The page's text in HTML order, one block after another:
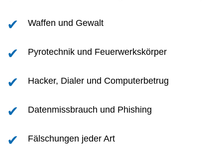
Waffen und Gewalt
Pyrotechnik und Feuerwerkskörper
Hacker, Dialer und Computerbetrug
Datenmissbrauch und Phishing
Fälschungen jeder Art